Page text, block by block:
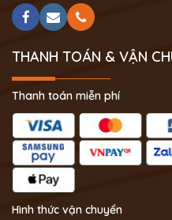
THANH TOÁN & VẬN
Thanh toán miễn phí
Hình thức vận chuyển